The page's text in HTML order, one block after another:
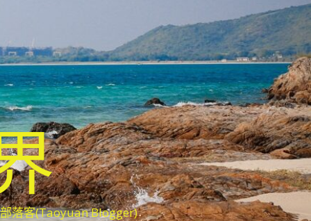
落客(Taoyuan Blogger)